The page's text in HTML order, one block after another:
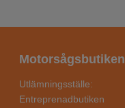
Motorsågsbutiken
Utlämningsställe:
Entreprenadbutiken